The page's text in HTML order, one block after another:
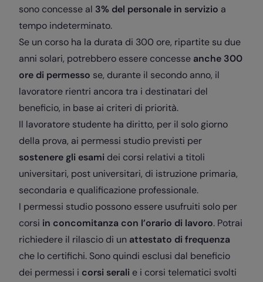
sono concesse al 3% del personale in servizio a
tempo indeterminato.
Se un corso ha la durata di 300 ore, ripartite su due
anni solari, potrebbero essere concesse anche 300
ore di permesso se, durante il secondo anno, il
lavoratore rientri ancora tra i destinatari del
beneficio, in base ai criteri di priorità.
Il lavoratore studente ha diritto, per il solo giorno
della prova, ai permessi studio previsti per
sostenere gli esami dei corsi relativi a titoli
universitari, post universitari, di istruzione primaria,
secondaria e qualificazione professionale.
I permessi studio possono essere usufruiti solo per
corsi in concomitanza con l’orario di lavoro. Potrai
richiedere il rilascio di un attestato di frequenza
che lo certifichi. Sono quindi esclusi dal beneficio
dei permessi i corsi serali e i corsi telematici svolti